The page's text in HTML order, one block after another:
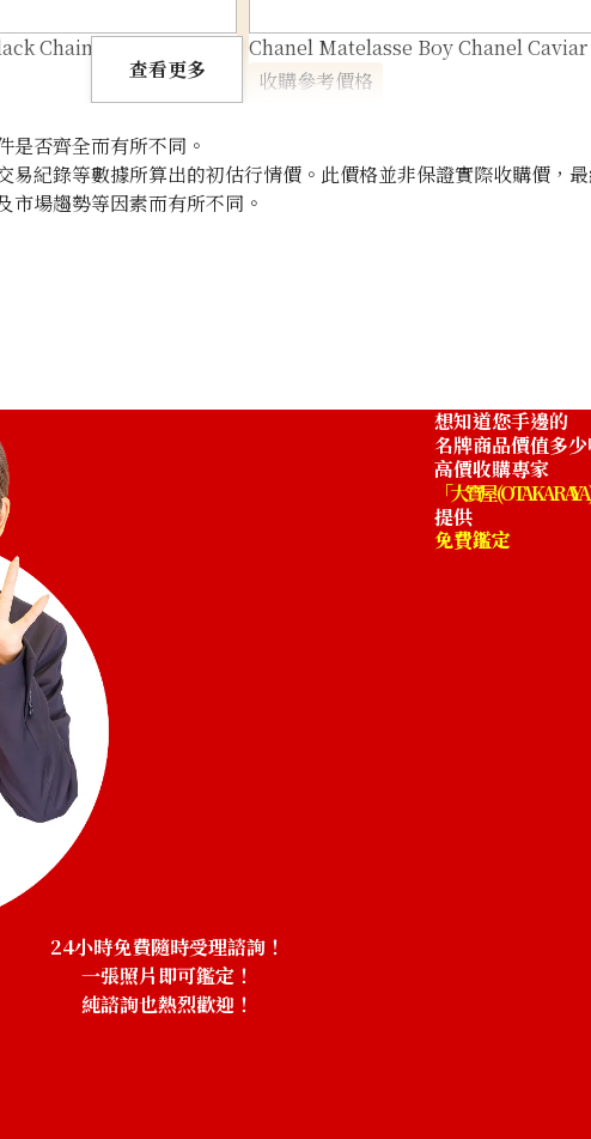
Chain Shoulder Bag
Chanel Matelasse Boy Chanel Caviar
收購參考價格
Green
Chanel Boy Chanel Chain Wallet
查看更多
否齊全而有所不同。
紀錄等數據所算出的初估行情價。此價格並非保證實際收購價，
市場趨勢等因素而有所不同。
想知道您手邊的
名牌商品價值多少
高價收購專家
「大寶屋
提供
免費鑑定
24小時免費隨時受理諮詢！
一張照片即可鑑定！
純諮詢也熱烈歡迎！